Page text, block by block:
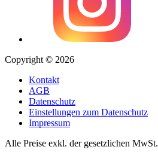
Copyright © 2026
Kontakt
AGB
Datenschutz
Einstellungen zum Datenschutz
Impressum
Alle Preise exkl. der gesetzlichen MwSt.